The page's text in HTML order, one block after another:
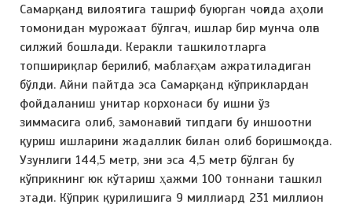
Самарқанд вилоятига ташриф буюрган чоғида аҳоли
томонидан мурожаат бўлгач, ишлар бир мунча олға
силжий бошлади. Керакли ташкилотларга
топшириқлар берилиб, маблағ ҳам ажратиладиган
бўлди. Айни пайтда эса Самарқанд кўприклардан
фойдаланиш унитар корхонаси бу ишни ўз
зиммасига олиб, замонавий типдаги бу иншоотни
қуриш ишларини жадаллик билан олиб боришмоқда.
Узунлиги 144,5 метр, эни эса 4,5 метр бўлган бу
кўприкнинг юк кўтариш ҳажми 100 тоннани ташкил
этади. Кўприк қурилишига 9 миллиард 231 миллион